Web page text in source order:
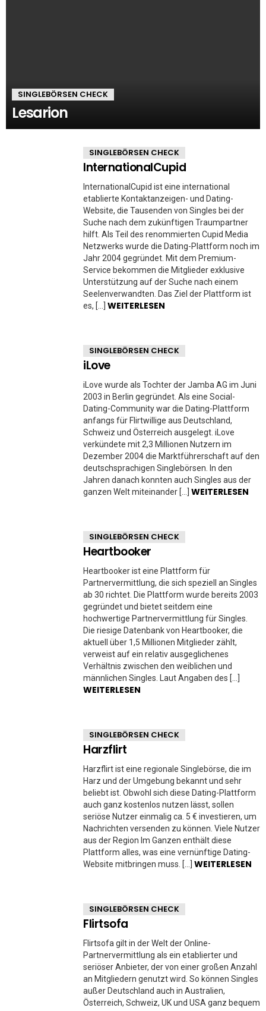
SINGLEBÖRSEN CHECK
Lesarion
SINGLEBÖRSEN CHECK
InternationalCupid
InternationalCupid ist eine international
etablierte Kontaktanzeigen- und Dating-
Website, die Tausenden von Singles bei der
Suche nach dem zukünftigen Traumpartner
hilft. Als Teil des renommierten Cupid Media
Netzwerks wurde die Dating-Plattform noch im
Jahr 2004 gegründet. Mit dem Premium-
Service bekommen die Mitglieder exklusive
Unterstützung auf der Suche nach einem
Seelenverwandten. Das Ziel der Plattform ist
es, […] WEITERLESEN
SINGLEBÖRSEN CHECK
iLove
iLove wurde als Tochter der Jamba AG im Juni
2003 in Berlin gegründet. Als eine Social-
Dating-Community war die Dating-Plattform
anfangs für Flirtwillige aus Deutschland,
Schweiz und Österreich ausgelegt. iLove
verkündete mit 2,3 Millionen Nutzern im
Dezember 2004 die Marktführerschaft auf den
deutschsprachigen Singlebörsen. In den
Jahren danach konnten auch Singles aus der
ganzen Welt miteinander […] WEITERLESEN
SINGLEBÖRSEN CHECK
Heartbooker
Heartbooker ist eine Plattform für
Partnervermittlung, die sich speziell an Singles
ab 30 richtet. Die Plattform wurde bereits 2003
gegründet und bietet seitdem eine
hochwertige Partnervermittlung für Singles.
Die riesige Datenbank von Heartbooker, die
aktuell über 1,5 Millionen Mitglieder zählt,
verweist auf ein relativ ausgeglichenes
Verhältnis zwischen den weiblichen und
männlichen Singles. Laut Angaben des […]
WEITERLESEN
SINGLEBÖRSEN CHECK
Harzflirt
Harzflirt ist eine regionale Singlebörse, die im
Harz und der Umgebung bekannt und sehr
beliebt ist. Obwohl sich diese Dating-Plattform
auch ganz kostenlos nutzen lässt, sollen
seriöse Nutzer einmalig ca. 5 € investieren, um
Nachrichten versenden zu können. Viele Nutzer
aus der Region Im Ganzen enthält diese
Plattform alles, was eine vernünftige Dating-
Website mitbringen muss. […] WEITERLESEN
SINGLEBÖRSEN CHECK
Flirtsofa
Flirtsofa gilt in der Welt der Online-
Partnervermittlung als ein etablierter und
seriöser Anbieter, der von einer großen Anzahl
an Mitgliedern genutzt wird. So können Singles
außer Deutschland auch in Australien,
Österreich, Schweiz, UK und USA ganz bequem